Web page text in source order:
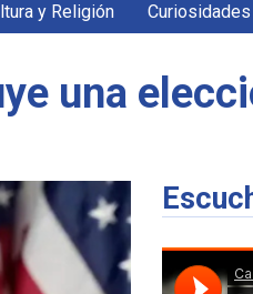
y Religión
una